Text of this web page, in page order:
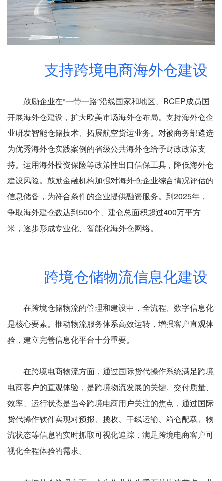
支持跨境电商海外仓建设
鼓励企业在“一带一路”沿线国家和地区、RCEP成员国
开展海外仓建设，扩大欧美市场海外仓布局。支持海外仓企
业研发智能仓储技术、拓展航空货运业务。对被商务部遴选
为优秀海外仓实践案例的省级公共海外仓给予财政政策支
持。运用海外投资保险等政策性出口信保工具，降低海外仓
建设风险。鼓励金融机构加强对海外仓企业综合情况评估的
信息储备，为符合条件的企业提供融资服务。到2025年，
争取海外建仓数达到500个、建仓总面积超过400万平方
米，逐步形成专业化、智能化海外仓网络。
跨境仓储物流信息化建设
在跨境仓储物流的管理和建设中，全流程、数字信息化
是核心要素。推动物流服务体系高效运转，增强客户直观体
验，建立完善信息化平台十分重要。
在跨境电商物流方面，通过国际货代操作系统满足跨境
电商客户的直观体验，是跨境物流发展的关键。交付质量、
效率、运行状态是当今跨境电商用户关注的焦点，通过国际
货代操作软件实现对预报、揽收、干线运输、箱仓配载、物
流状态等信息的实时抓取可视化追踪，满足跨境电商客户可
视化全程体验的需求。